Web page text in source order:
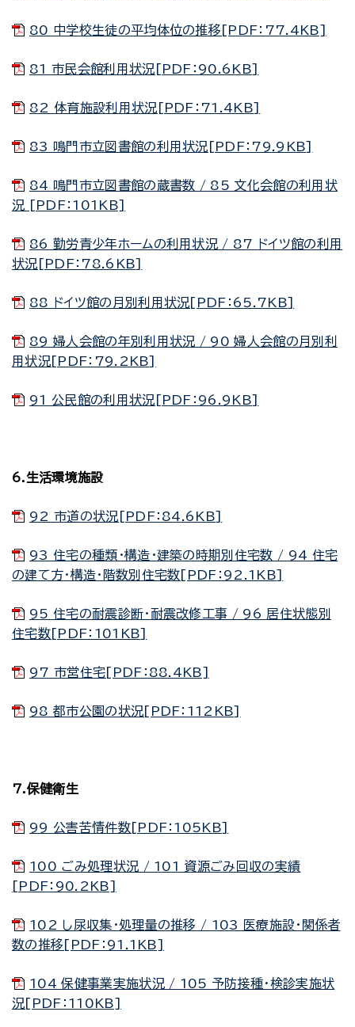
80 中学校生徒の平均体位の推移[PDF：77.4KB]
81 市民会館利用状況[PDF：90.6KB]
82 体育施設利用状況[PDF：71.4KB]
83 鳴門市立図書館の利用状況[PDF：79.9KB]
84 鳴門市立図書館の蔵書数 / 85 文化会館の利用状
況 [PDF：101KB]
86 勤労青少年ホームの利用状況 / 87 ドイツ館の利用
状況[PDF：78.6KB]
88 ドイツ館の月別利用状況[PDF：65.7KB]
89 婦人会館の年別利用状況 / 90 婦人会館の月別利
用状況[PDF：79.2KB]
91 公民館の利用状況[PDF：96.9KB]
6.生活環境施設
92 市道の状況[PDF：84.6KB]
93 住宅の種類・構造・建築の時期別住宅数 / 94 住宅
の建て方・構造・階数別住宅数[PDF：92.1KB]
95 住宅の耐震診断・耐震改修工事 / 96 居住状態別
住宅数[PDF：101KB]
97 市営住宅[PDF：88.4KB]
98 都市公園の状況[PDF：112KB]
7.保健衛生
99 公害苦情件数[PDF：105KB]
100 ごみ処理状況 / 101 資源ごみ回収の実績
[PDF：90.2KB]
102 し尿収集・処理量の推移 / 103 医療施設・関係者
数の推移[PDF：91.1KB]
104 保健事業実施状況 / 105 予防接種・検診実施状
況[PDF：110KB]